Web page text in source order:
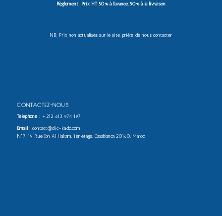
Règlement: Prix HT 50% à l’avance, 50% à la livraison
NB: Prix non actualisés sur le site. prière de nous contacter
CONTACTEZ-NOUS
Téléphone: +212 613 974 197
Email : contact@clic-kado.com
N°7, 19 Rue Ibn Al Hakam, 1er étage, Casablanca 20160, Maroc